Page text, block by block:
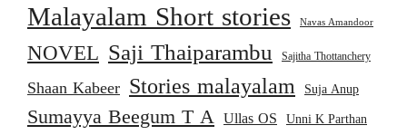
Malayalam Short stories Navas Amandoor
NOVEL Saji Thaiparambu Sajitha Thottanchery
Shaan Kabeer Stories malayalam Suja Anup
Sumayya Beegum T A Ullas OS Unni K Parthan